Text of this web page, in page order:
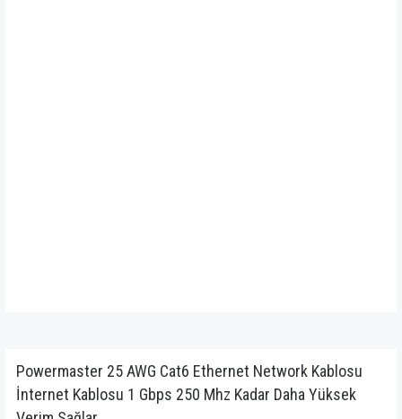
Powermaster 25 AWG Cat6 Ethernet Network Kablosu
İnternet Kablosu 1 Gbps 250 Mhz Kadar Daha Yüksek